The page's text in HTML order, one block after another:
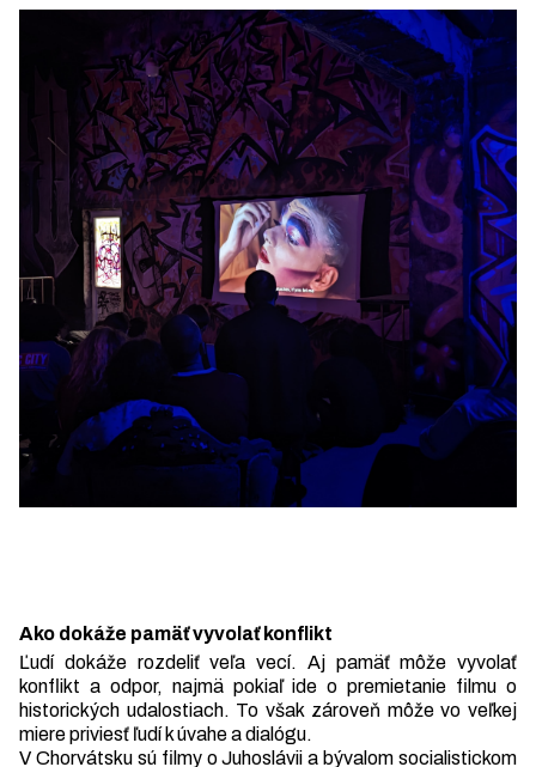
Ako dokáže pamäť vyvolať konflikt
Ľudí dokáže rozdeliť veľa vecí. Aj pamäť môže vyvolať
konflikt a odpor, najmä pokiaľ ide o premietanie filmu o
historických udalostiach. To však zároveň môže vo veľkej
miere priviesť ľudí k úvahe a dialógu.
V Chorvátsku sú filmy o Juhoslávii a bývalom socialistickom